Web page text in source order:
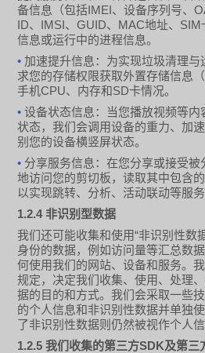
备信息（包括IMEI、设备序列号、
ID、 IMSI、GUID、 MAC地址、 SIM
信息或运行中的进程信息。
•加速提升信息：为实现垃圾清理
求您的存储权限获取外置存储信息（
手机CPU、内存和SD卡情况。
•设备状态信息：当您播放视频等
状态，我们会调用设备的重力、加
别您的设备横竖屏状态。
• 分享服务信息：在您分享或接受
地访问您的剪切板，读取其中包含
以实现跳转、分析、活动联动等服务
1.2.4 非识别型数据
我们还可能收集和使用“非识别性数
身份的数据，例如访问量等汇总数
何使用我们的网站、设备和服务。
规定，决定我们收集、使用、处理
据的目的和方式。我们会采取一些
的个人信息和非识别性数据并单独
了非识别性数据则仍然被视作个人信
1.2.5我们收集的第三方SDK及第三